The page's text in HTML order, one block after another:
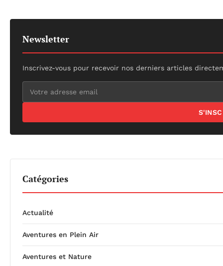
Newsletter
Inscrivez-vous pour recevoir nos derniers articles
Catégories
Actualité
Aventures en Plein Air
Aventures et Nature